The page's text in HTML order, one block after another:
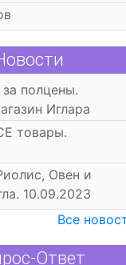
полцены.
Иглара
товары.
Овен и
10.09.2023
Все
Ответ